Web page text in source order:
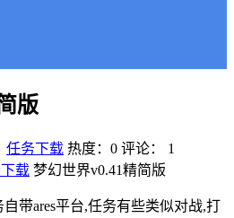
版
任务下载 热度：0 评论：
1
载 梦幻世界v0.41精简版
带ares平台,任务有些类似对战,打